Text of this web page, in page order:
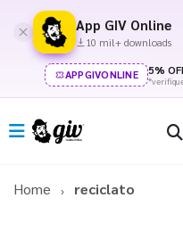
App GIV Online
10 mil+ downloads
APPGIVONLINE 5%
Home reciclato